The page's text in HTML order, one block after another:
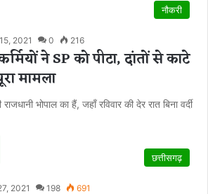
नौकरी
2021 0 216
ने SP को पीटा, दांतों से काटे
मामला
भोपाल का हैं, जहाँ रविवार की देर रात बिना वर्दी
छत्तीसगढ़
2021 198 691